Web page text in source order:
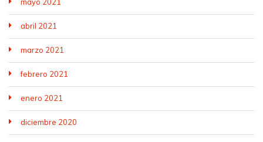
abril 2021
marzo 2021
febrero 2021
enero 2021
diciembre 2020